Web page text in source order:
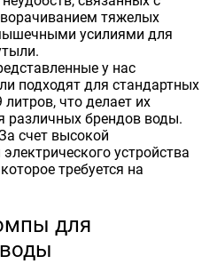
тяжелых
усилиями для
у нас
подходят для стандартных
что делает их
различных брендов воды.
счет высокой
устройства
требуется на
для